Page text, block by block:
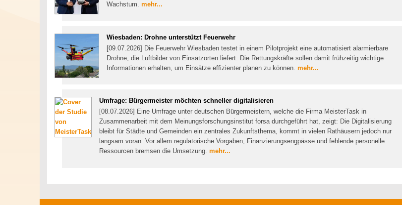
Wachstum. mehr...
Wiesbaden: Drohne unterstützt Feuerwehr
[09.07.2026] Die Feuerwehr Wiesbaden testet in einem Pilotprojekt eine automatisiert alarmierbare
Drohne, die Luftbilder von Einsatzorten liefert. Die Rettungskräfte sollen damit frühzeitig wichtige
Informationen erhalten, um Einsätze effizienter planen zu können. mehr...
Umfrage: Bürgermeister möchten schneller digitalisieren
[08.07.2026] Eine Umfrage unter deutschen Bürgermeistern, welche die Firma MeisterTask in
Zusammenarbeit mit dem Meinungsforschungsinstitut forsa durchgeführt hat, zeigt: Die Digitalisierung
bleibt für Städte und Gemeinden ein zentrales Zukunftsthema, kommt in vielen Rathäusern jedoch nur
langsam voran. Vor allem regulatorische Vorgaben, Finanzierungsengpässe und fehlende personelle
Ressourcen bremsen die Umsetzung. mehr...